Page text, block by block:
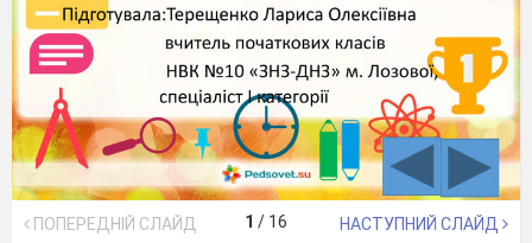
ПОПЕРЕДНІЙ СЛАЙД 1 / 16 НАСТУПНИЙ СЛАЙД